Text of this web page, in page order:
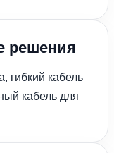
решения
гибкий кабель
кабель для